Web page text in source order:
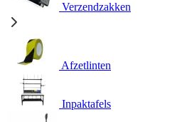
Verzendzakken
Afzetlinten
Inpaktafels